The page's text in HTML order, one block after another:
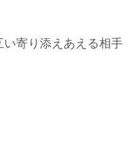
寄り添えあえる相手